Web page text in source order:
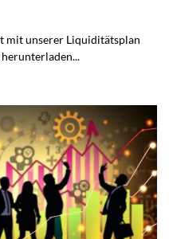
mit unserer Liquiditätsplan
herunterladen...